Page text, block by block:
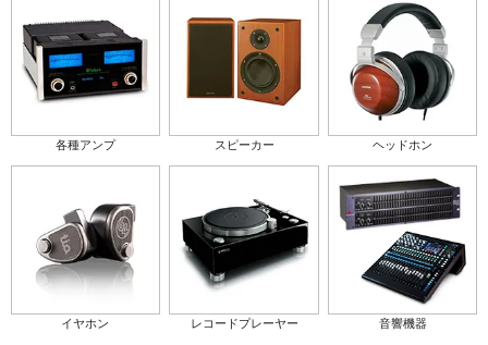
各種アンプ スピーカー ヘッドホン
イヤホン レコードプレーヤー 音響機器